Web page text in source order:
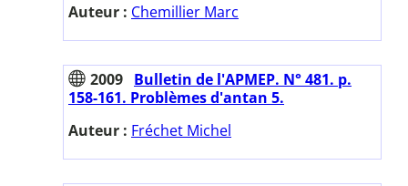
Auteur : Chemillier Marc
2009 Bulletin de l'APMEP. N° 481. p.
158-161. Problèmes d'antan 5.
Auteur : Fréchet Michel